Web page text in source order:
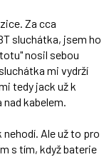
Za cca
sluchátka, jsem ho
nosil sebou
mi vydrží
tedy jack už k
kabelem.
Ale už to pro
s tím, když baterie